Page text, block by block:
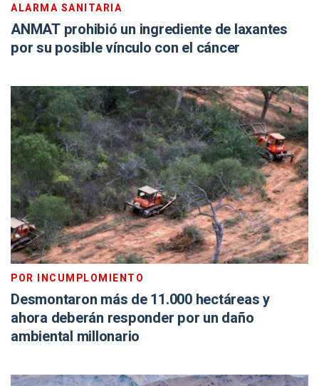
ALARMA SANITARIA
ANMAT prohibió un ingrediente de laxantes
por su posible vínculo con el cáncer
POR INCUMPLOMIENTO
Desmontaron más de 11.000 hectáreas y
ahora deberán responder por un daño
ambiental millonario